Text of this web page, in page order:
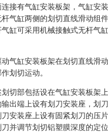
接有气缸安装板架，气缸安
气缸两侧的划切直线滑动组
缸可采用机械接触式无杆气
气缸安装板架在划切直线滑
划切运动。
切部包括设在气缸安装板架
出端上设有划刀安装座，划
安装座上设有固紧划刀的压
并调节划切铝塑膜深度的定